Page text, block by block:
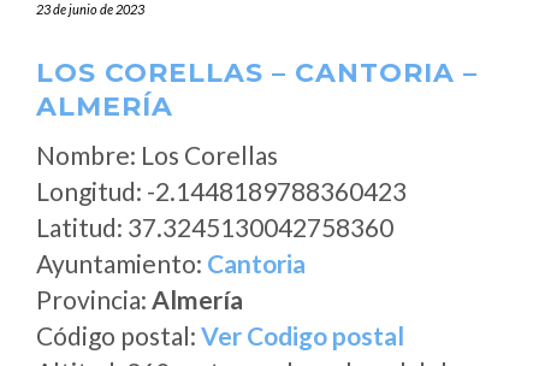
23 de junio de 2023
LOS CORELLAS – CANTORIA –
ALMERÍA
Nombre: Los Corellas
Longitud: -2.1448189788360423
Latitud: 37.3245130042758360
Ayuntamiento: Cantoria
Provincia: Almería
Código postal: Ver Codigo postal